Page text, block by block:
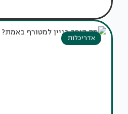
אדריכלות